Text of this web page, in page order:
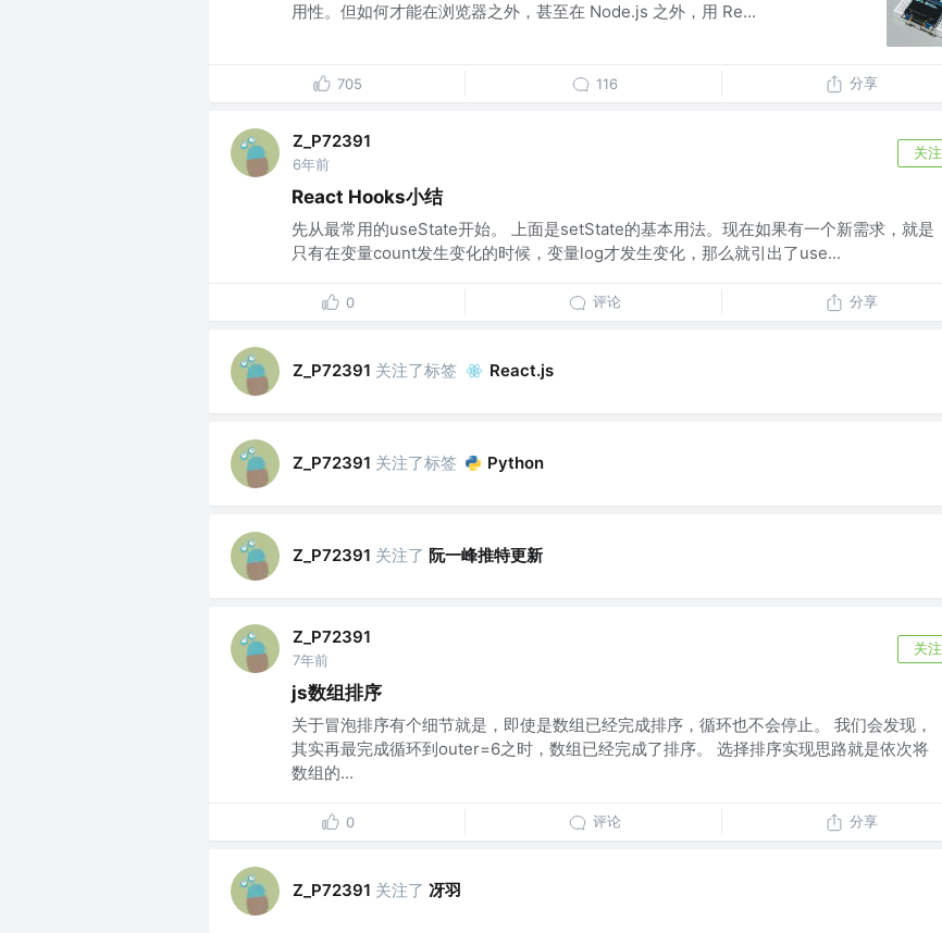
用性。但如何才能在浏览器之外，甚至在 Node.js 之外，用 Re...
705 116 分享
Z_P72391
6年前
关注
React Hooks小结
先从最常用的useState开始。 上面是setState的基本用法。现在如果有一个新需求，就是
只有在变量count发生变化的时候，变量log才发生变化，那么就引出了use...
0 评论 分享
Z_P72391 关注了标签 React.js
Z_P72391 关注了标签 Python
Z_P72391 关注了 阮一峰推特更新
Z_P72391
7年前
关注
js数组排序
关于冒泡排序有个细节就是，即使是数组已经完成排序，循环也不会停止。 我们会发现，
其实再最完成循环到outer=6之时，数组已经完成了排序。 选择排序实现思路就是依次将
数组的...
0 评论 分享
Z_P72391 关注了 冴羽